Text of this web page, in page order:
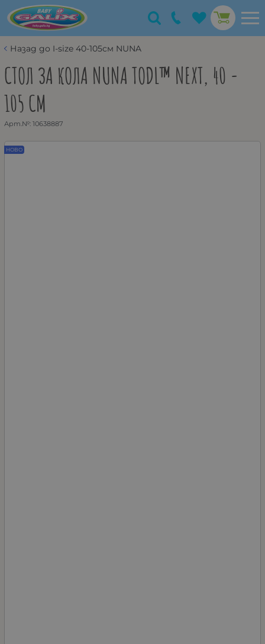
Назад до I-size 40-105см NUNA
СТОЛ ЗА КОЛА NUNA TODL™ NEXT, 40 -
105 СМ
Арт.№: 10638887
НОВО